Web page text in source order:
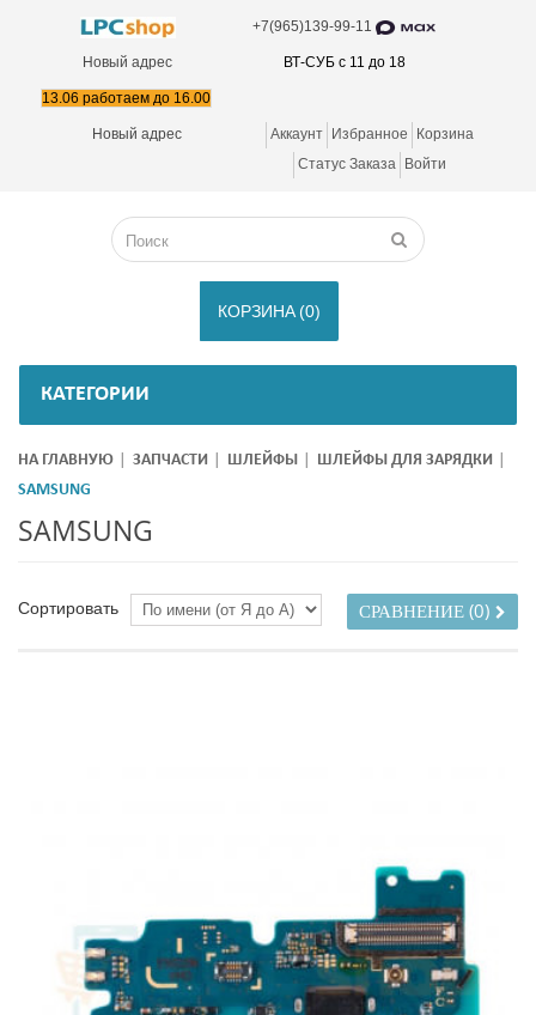
+7(965)139-99-11
Новый адрес ВТ-СУБ с 11 до 18
13.06 работаем до 16.00
Новый адрес Аккаунт Избранное
Корзина
Статус Заказа
Войти
КОРЗИНА (0)
КАТЕГОРИИ
НА ГЛАВНУЮ ЗАПЧАСТИ ШЛЕЙФЫ
ШЛЕЙФЫ ДЛЯ ЗАРЯДКИ
SAMSUNG
SAMSUNG
Сортировать СРАВНЕНИЕ (0)